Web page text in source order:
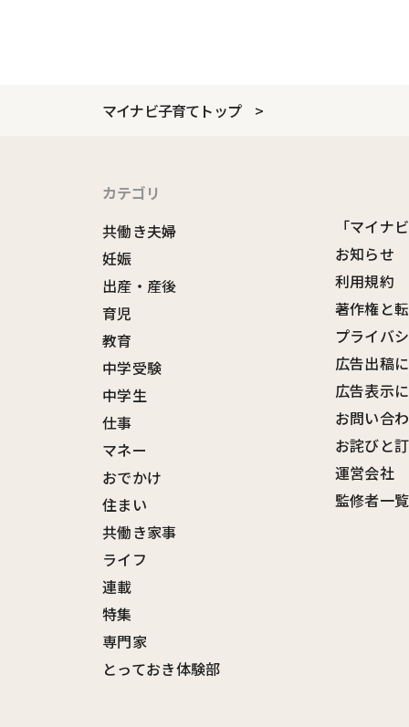
マイナビ子育てトップ
カテゴリ
共働き夫婦
妊娠
出産・産後
育児
教育
中学受験
中学生
仕事
マネー
おでかけ
住まい
共働き家事
ライフ
連載
特集
専門家
とっておき体験部
「マイナ
お知らせ
利用規約
著作権と
プライバ
広告出稿
広告表示
お問い合
お詫びと
運営会社
監修者一覧